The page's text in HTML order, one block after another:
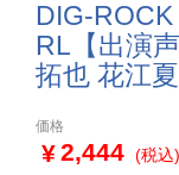
DIG-
RL【出演
拓也 花江
価格
2,444 (税込)